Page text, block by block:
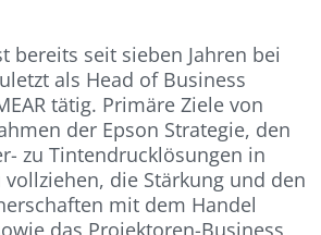
bereits seit sieben Jahren bei
als Head of Business
tätig. Primäre Ziele von
der Epson Strategie, den
zu Tintendrucklösungen in
die Stärkung und den
mit dem Handel
das Projektoren-Business